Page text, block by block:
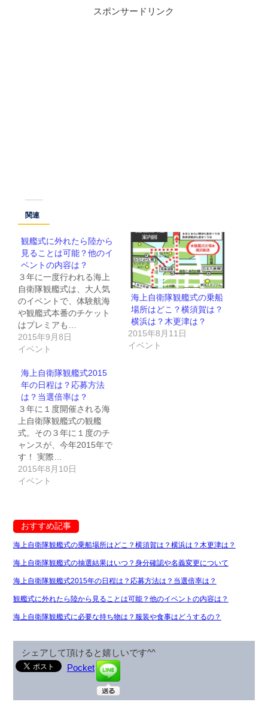
スポンサードリンク
関連
観艦式に外れたら陸から
見ることは可能？他のイ
ベントの内容は？
３年に一度行われる海上
自衛隊観艦式は、大人気
のイベントで、体験航海
や観艦式本番のチケット
はプレミアも…
2015年9月8日
イベント
海上自衛隊観艦式の乗船
場所はどこ？横須賀は？
横浜は？木更津は？
2015年8月11日
イベント
海上自衛隊観艦式2015
年の日程は？応募方法
は？当選倍率は？
３年に１度開催される海
上自衛隊観艦式の観艦
式。その３年に１度のチ
ャンスが、今年2015年で
す！ 実際…
2015年8月10日
イベント
おすすめ記事
海上自衛隊観艦式の乗船場所はどこ？横須賀は？横浜は？木更津は？
海上自衛隊観艦式の抽選結果はいつ？身分確認や名義変更について
海上自衛隊観艦式2015年の日程は？応募方法は？当選倍率は？
観艦式に外れたら陸から見ることは可能？他のイベントの内容は？
海上自衛隊観艦式に必要な持ち物は？服装や食事はどうするの？
シェアして頂けると嬉しいです^^
Pocket